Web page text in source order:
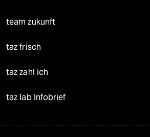
team zukunft
taz frisch
taz zahl ich
taz lab Infobrief